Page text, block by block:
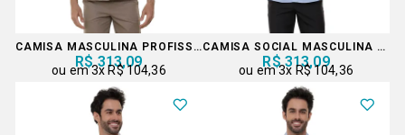
CAMISA MASCULINA PROFISSIONAL
R$ 313,09
3x R$ 104,36
CAMISA SOCIAL MASCULINA MANGA LONGA
R$ 313,09
3x R$ 104,36